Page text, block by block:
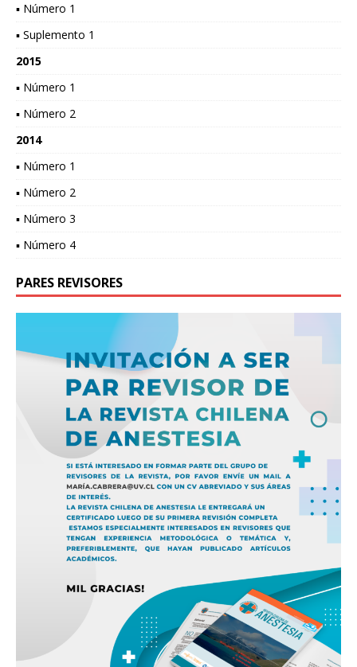
▪ Número 1
▪ Suplemento 1
2015
▪ Número 1
▪ Número 2
2014
▪ Número 1
▪ Número 2
▪ Número 3
▪ Número 4
PARES REVISORES